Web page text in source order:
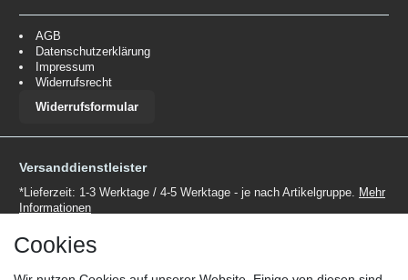
AGB
Datenschutzerklärung
Impressum
Widerrufsrecht
Widerrufsformular
Versanddienstleister
*Lieferzeit: 1-3 Werktage / 4-5 Werktage - je nach Artikelgruppe. Mehr
Informationen
Cookies